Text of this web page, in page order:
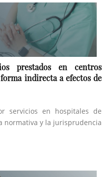
prestados en centros
indirecta a efectos de
servicios en hospitales de
normativa y la jurisprudencia